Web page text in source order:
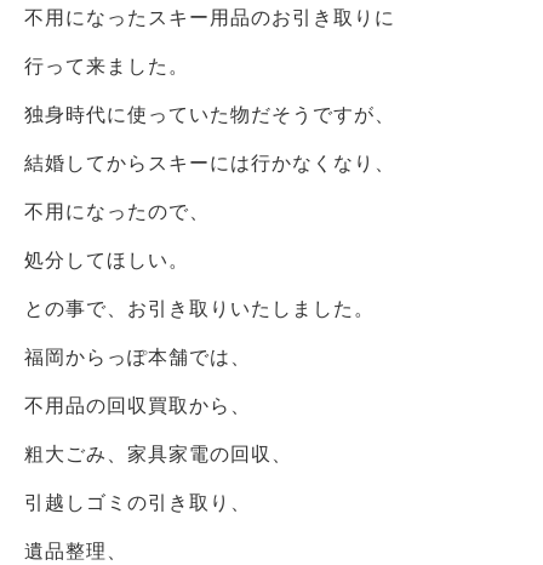
不用になったスキー用品のお引き取りに
行って来ました。
独身時代に使っていた物だそうですが、
結婚してからスキーには行かなくなり、
不用になったので、
処分してほしい。
との事で、お引き取りいたしました。
福岡からっぽ本舗では、
不用品の回収買取から、
粗大ごみ、家具家電の回収、
引越しゴミの引き取り、
遺品整理、